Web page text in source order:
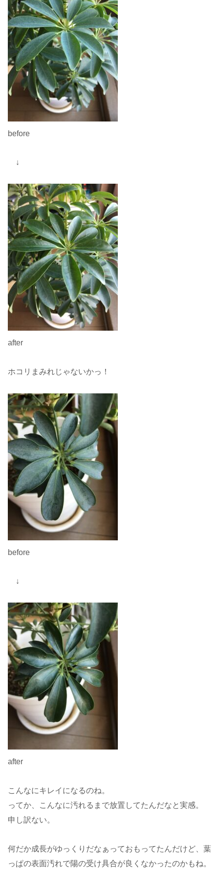
before
↓
after
ホコリまみれじゃないかっ！
before
↓
after
こんなにキレイになるのね。
ってか、こんなに汚れるまで放置してたんだなと実感。
申し訳ない。
何だか成長がゆっくりだなぁっておもってたんだけど、葉
っぱの表面汚れで陽の受け具合が良くなかったのかもね。